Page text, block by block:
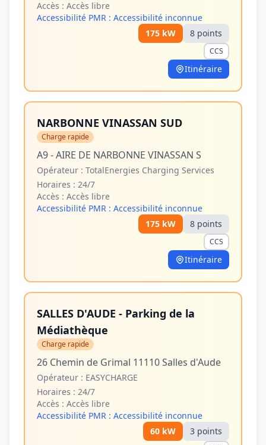
Accès : Accès libre
Accessibilité PMR : Accessibilité inconnue
175 kW 8 points
CCS
Itinéraire
NARBONNE VINASSAN SUD
Charge rapide
A9 - AIRE DE NARBONNE VINASSAN S
Opérateur : TotalEnergies Charging Services
Horaires : 24/7
Accès : Accès libre
Accessibilité PMR : Accessibilité inconnue
175 kW 8 points
CCS
Itinéraire
SALLES D'AUDE - Parking de la
Médiathèque
Charge rapide
26 Chemin de Grimal 11110 Salles d'Aude
Opérateur : EASYCHARGE
Horaires : 24/7
Accès : Accès libre
Accessibilité PMR : Accessibilité inconnue
60 kW 3 points